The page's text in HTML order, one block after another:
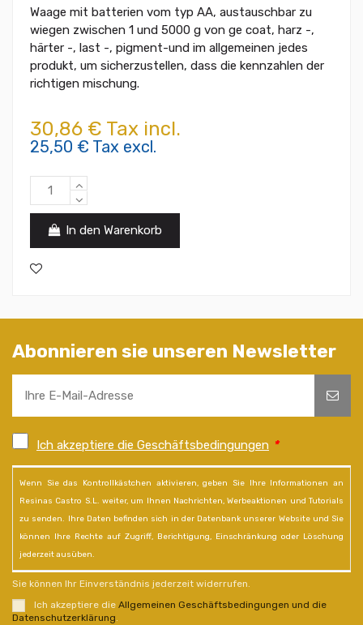
Waage mit batterien vom typ AA, austauschbar zu
wiegen zwischen 1 und 5000 g von ge coat, harz -,
härter -, last -, pigment-und im allgemeinen jedes
produkt, um sicherzustellen, dass die kennzahlen der
richtigen mischung.
30,86 € Tax incl.
25,50 € Tax excl.
In den Warenkorb
Abonnieren sie unseren Newsletter
Ich akzeptiere die Geschäftsbedingungen *
Wenn Sie das Kontrollkästchen aktivieren, geben Sie Ihre Informationen an
Resinas Castro S.L. weiter, um Ihnen Nachrichten, Werbeaktionen und Tutorials
zu senden. Ihre Daten befinden sich in der Datenbank unserer Website und Sie
können Ihre Rechte auf Zugriff, Berichtigung, Einschränkung oder Löschung
jederzeit ausüben.
Sie können Ihr Einverständnis jederzeit widerrufen.
Ich akzeptiere die Allgemeinen Geschäftsbedingungen und die
Datenschutzerklärung.